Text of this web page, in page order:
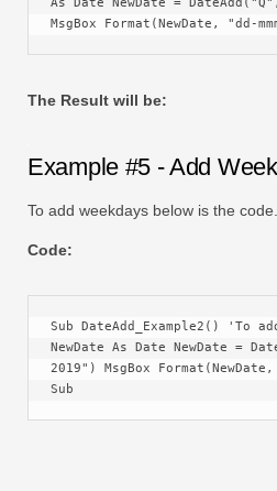
As Date NewDate =
MsgBox Format(NewDate, "dd-
The Result will be:
Example #5 - Add
To add weekdays below is the code.
Code:
Sub DateAdd_Example2() 'To
NewDate As Date NewDate =
2019") MsgBox
Sub